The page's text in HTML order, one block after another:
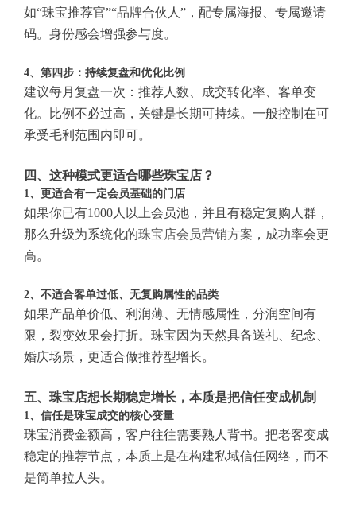
如“珠宝推荐官”“品牌合伙人”，配专属海报、专属邀请
码。身份感会增强参与度。
4、第四步：持续复盘和优化比例
建议每月复盘一次：推荐人数、成交转化率、客单变
化。比例不必过高，关键是长期可持续。一般控制在可
承受毛利范围内即可。
四、这种模式更适合哪些珠宝店？
1、更适合有一定会员基础的门店
如果你已有1000人以上会员池，并且有稳定复购人群，
那么升级为系统化的珠宝店会员营销方案 ，成功率会更
高。
2、不适合客单过低、无复购属性的品类
如果产品单价低、利润薄、无情感属性，分润空间有
限，裂变效果会打折。珠宝因为天然具备送礼、纪念、
婚庆场景，更适合做推荐型增长。
五、珠宝店想长期稳定增长，本质是把信任变成机制
1、信任是珠宝成交的核心变量
珠宝消费金额高，客户往往需要熟人背书。把老客变成
稳定的推荐节点，本质上是在构建私域信任网络，而不
是简单拉人头。